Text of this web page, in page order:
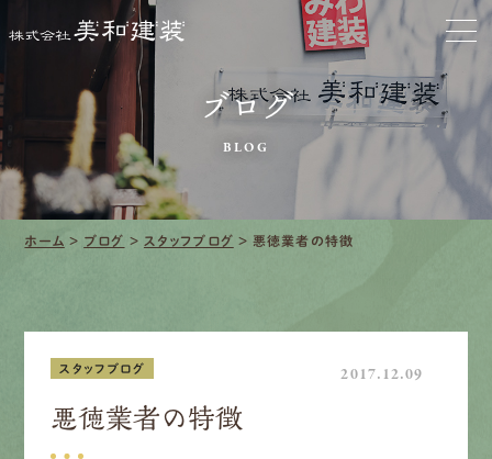
お家をきれいに
会社をきれいに
クリーニング
施工事例
ブログ
BLOG
ホーム > ブログ > スタッフブログ >悪徳業者の特徴
スタッフブログ 2017.12.09
悪徳業者の特徴